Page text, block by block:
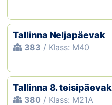
Tallinna Neljapäevak
383 / Klass: M40
Tallinna 8. teisipäevak
380 / Klass: M21A